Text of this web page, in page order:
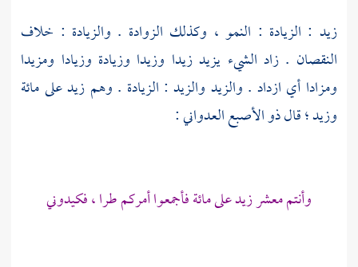
زيد : الزيادة : النمو ، وكذلك الزوادة . والزيادة : خلاف
النقصان . زاد الشيء يزيد زيدا وزيدا وزيادة وزيادا ومزيدا
ومزادا أي ازداد . والزيد والزيد : الزيادة . وهم زيد على مائة
وزيد ؛ قالذو الأصبع العدواني:
وأنتم معشر زيد على مائة فأجمعوا أمركم طرا ، فكيدوني